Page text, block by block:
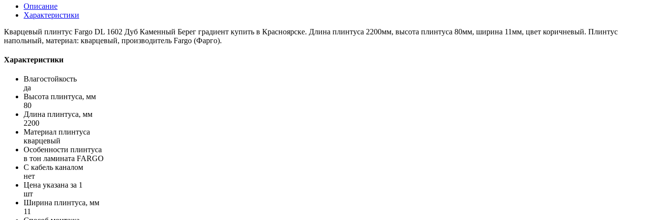
Описание
Характеристики
Кварцевый плинтус Fargo DL 1602 Дуб Каменный Берег градиент купить в Красноярске. Длина плинтуса 2200мм, высота плинтуса 80мм, ширина 11мм, цвет коричневый. Плинтус
напольный, материал: кварцевый, производитель Fargo (Фарго).
Характеристики
Влагостойкость
да
Высота плинтуса, мм
80
Длина плинтуса, мм
2200
Материал плинтуса
кварцевый
Особенности плинтуса
в тон ламината FARGO
С кабель каналом
нет
Цена указана за 1
шт
Ширина плинтуса, мм
11